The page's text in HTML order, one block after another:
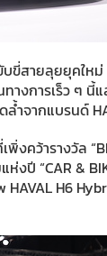
ขี่สายลุยยุคใหม่
างการเร็ว ๆ นี้
ำจากแบรนด์
งคว้ารางวัล
งปี “CAR &
H6